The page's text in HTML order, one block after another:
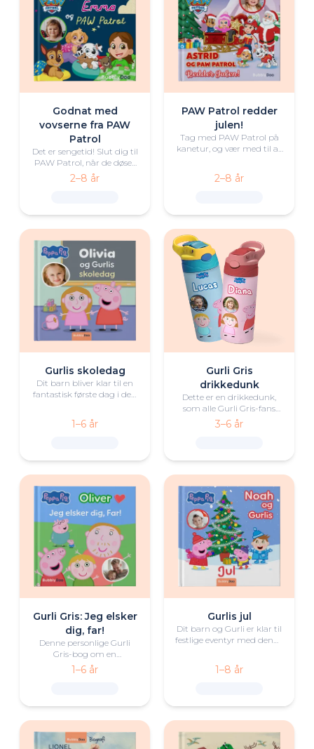
Godnat med
vovserne fra PAW
Patrol
Det er sengetid! Slut dig til
PAW Patrol, når de døser
hen med en varm og
hyggelig godnathistorie til
2–8 år
PAW Patrol redder
julen!
Tag med PAW Patrol på
kanetur, og vær med til at
2–8 år
Gurlis skoledag
Dit barn bliver klar til en
fantastisk første dag i den
Gurli Gris og vennerne.
1–6 år
Gurli Gris
drikkedunk
Dette er en drikkedunk,
som alle Gurli Gris-fans
skal have, tilpasset med dit
barns avatar, navn og
3–6 år
Gurli Gris: Jeg elsker
dig, far!
Denne personlige Gurli
Gris-bog om en
campingtur med far og
barn er både sjov og
1–6 år
Gurlis jul
Dit barn og Gurli er klar til
festlige eventyr med denne
1–8 år